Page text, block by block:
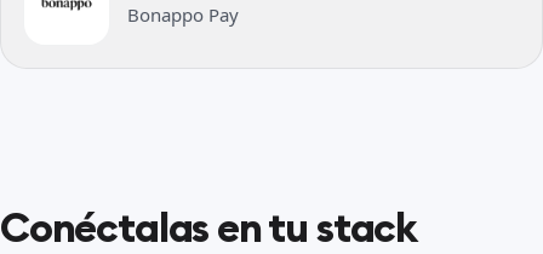
Bonappo Pay
Conéctalas en tu stack